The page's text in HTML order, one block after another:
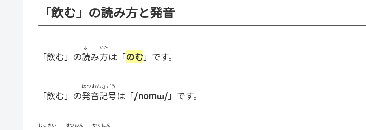
「飲む」の読み方と発音
「飲む」の読
よ
み方
かた
は「のむ」です。
「飲む」の発音記号
はつおんきごう
は「/nomɯ/」です。
じっさい はつおん かくにん